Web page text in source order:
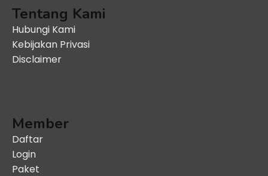
Tentang Kami
Hubungi Kami
Kebijakan Privasi
Disclaimer
Member
Daftar
Login
Paket